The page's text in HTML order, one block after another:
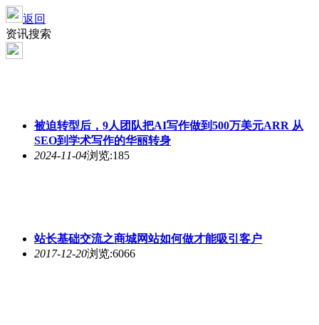
返回
资讯搜索
被迫转型后，9人团队把AI写作做到500万美元ARR 从
SEO到学术写作的华丽转身
2024-11-04浏览:185
站长基础交流之商城网站如何做才能吸引客户
2017-12-20浏览:6066